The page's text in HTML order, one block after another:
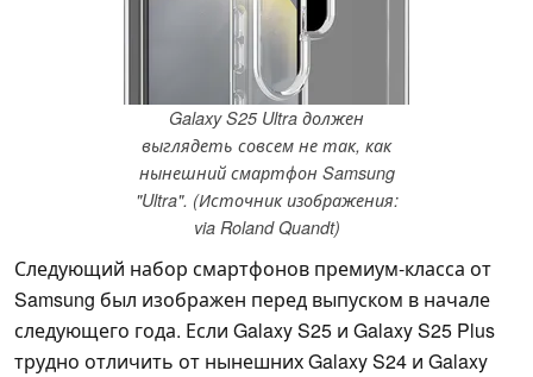
Galaxy S25 Ultra должен
выглядеть совсем не так, как
нынешний смартфон Samsung
"Ultra". (Источник изображения:
via Roland Quandt)
Следующий набор смартфонов премиум-класса от
Samsung был изображен перед выпуском в начале
следующего года. Если Galaxy S25 и Galaxy S25 Plus
трудно отличить от нынешних Galaxy S24 и Galaxy